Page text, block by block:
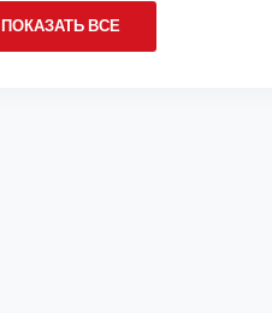
ПОКАЗАТЬ ВСЕ